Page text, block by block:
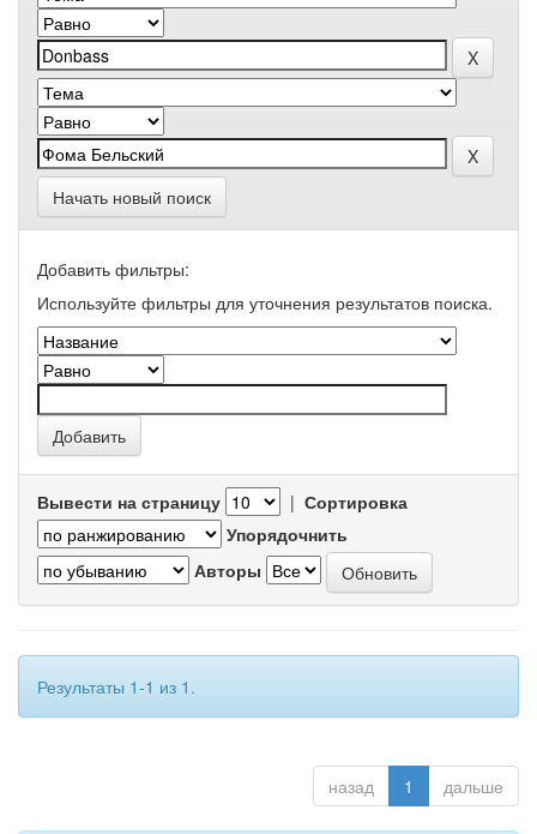
Начать новый поиск
Добавить фильтры:
Используйте фильтры для уточнения результатов поиска.
Вывести на страницу | Сортировка
Упорядочнить
Авторы
Результаты 1-1 из 1.
назад 1 дальше